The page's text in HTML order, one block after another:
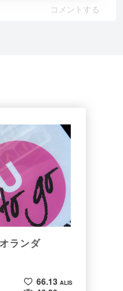
コメントする
ランダ
66.13 ALIS